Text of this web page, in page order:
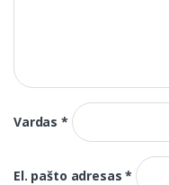
Vardas*
El. pašto adresas*